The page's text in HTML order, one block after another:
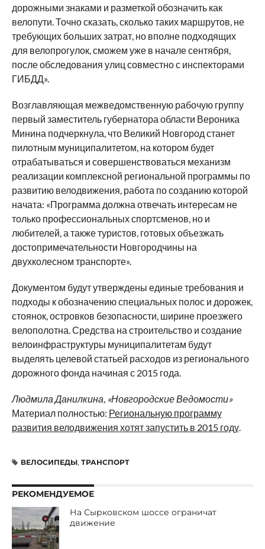
дорожными знаками и разметкой обозначить как
велопути. Точно сказать, сколько таких маршрутов, не
требующих больших затрат, но вполне подходящих
для велопрогулок, сможем уже в начале сентября,
после обследования улиц совместно с инспекторами
ГИБДД».
Возглавляющая межведомственную рабочую группу
первый заместитель губернатора области Вероника
Минина подчеркнула, что Великий Новгород станет
пилотным муниципалитетом, на котором будет
отрабатываться и совершенствоваться механизм
реализации комплексной региональной программы по
развитию велодвижения, работа по созданию которой
начата: «Программа должна отвечать интересам не
только профессиональных спортсменов, но и
любителей, а также туристов, готовых объезжать
достопримечательности Новгородчины на
двухколесном транспорте».
Документом будут утверждены единые требования и
подходы к обозначению специальных полос и дорожек,
стоянок, островков безопасности, ширине проезжего
велополотна. Средства на строительство и создание
велоинфраструктуры муниципалитетам будут
выделять целевой статьей расходов из регионального
дорожного фонда начиная с 2015 года.
Людмила Данилкина, «Новгородские Ведомости»
Материал полностью: Региональную программу
развития велодвижения хотят запустить в 2015 году.
ВЕЛОСИПЕДЫ, ТРАНСПОРТ
РЕКОМЕНДУЕМОЕ
На Сырковском шоссе ограничат
движение